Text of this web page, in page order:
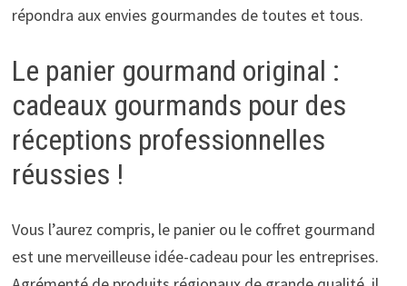
répondra aux envies gourmandes de toutes et tous.
Le panier gourmand original :
cadeaux gourmands pour des
réceptions professionnelles
réussies !
Vous l’aurez compris, le panier ou le coffret gourmand
est une merveilleuse idée-cadeau pour les entreprises.